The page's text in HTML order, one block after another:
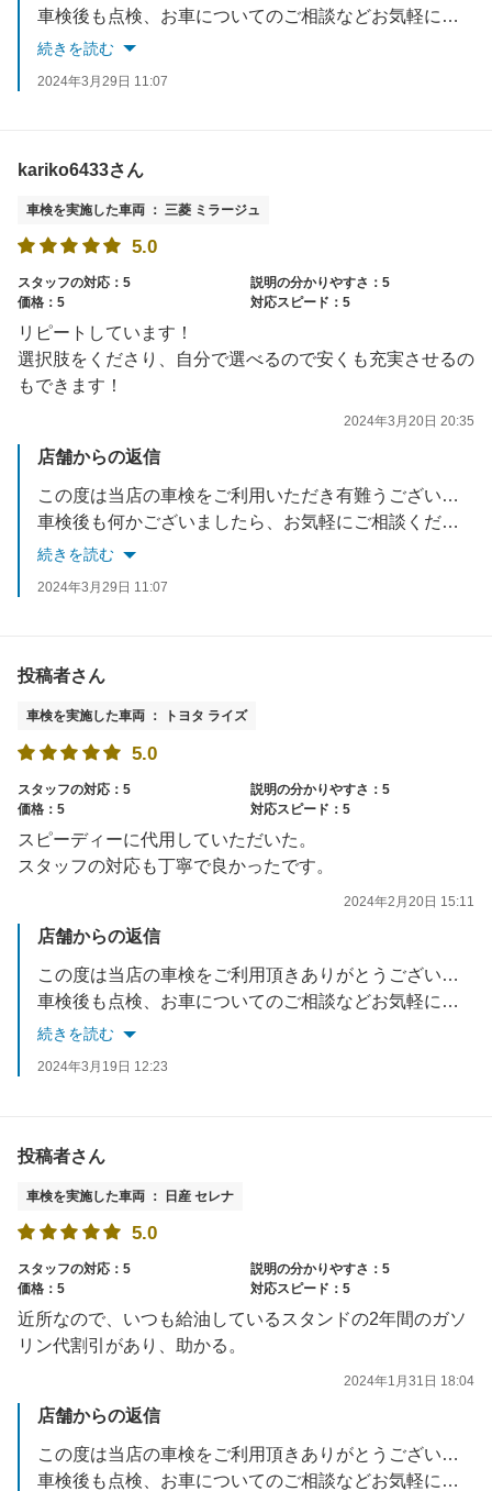
車検後も点検、お車についてのご相談などお気軽にお申し付けください。
またのご来店をお待ちしております。
続きを読む
2024年3月29日 11:07
kariko6433さん
車検を実施した車両 ： 三菱 ミラージュ
5.0
スタッフの対応：5
説明の分かりやすさ：5
価格：5
対応スピード：5
リピートしています！
選択肢をくださり、自分で選べるので安くも充実させるの
もできます！
2024年3月20日 20:35
店舗からの返信
この度は当店の車検をご利用いただき有難うございました。
車検後も何かございましたら、お気軽にご相談ください。
スタッフ一同お待ちしております。
続きを読む
2024年3月29日 11:07
投稿者さん
車検を実施した車両 ： トヨタ ライズ
5.0
スタッフの対応：5
説明の分かりやすさ：5
価格：5
対応スピード：5
スピーディーに代用していただいた。
スタッフの対応も丁寧で良かったです。
2024年2月20日 15:11
店舗からの返信
この度は当店の車検をご利用頂きありがとうございました。
車検後も点検、お車についてのご相談などお気軽にお申し付けください。
またのご来店をお待ちしております。
続きを読む
2024年3月19日 12:23
投稿者さん
車検を実施した車両 ： 日産 セレナ
5.0
スタッフの対応：5
説明の分かりやすさ：5
価格：5
対応スピード：5
近所なので、いつも給油しているスタンドの2年間のガソ
リン代割引があり、助かる。
2024年1月31日 18:04
店舗からの返信
この度は当店の車検をご利用頂きありがとうございました。
車検後も点検、お車についてのご相談などお気軽にお申し付けください。